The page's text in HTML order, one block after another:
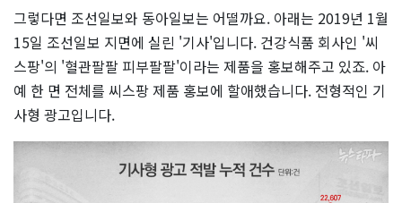
그렇다면 조선일보와 동아일보는 어떨까요. 아래는 2019년 1월
15일 조선일보 지면에 실린 '기사'입니다. 건강식품 회사인 '씨
스팡'의 '혈관팔팔 피부팔팔'이라는 제품을 홍보해주고 있죠. 아
예 한 면 전체를 씨스팡 제품 홍보에 할애했습니다. 전형적인 기
사형 광고입니다.